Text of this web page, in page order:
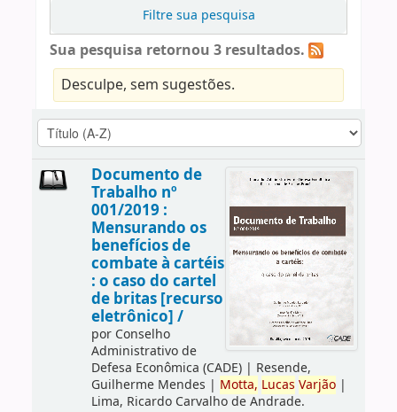
Filtre sua pesquisa
Sua pesquisa retornou 3 resultados.
Desculpe, sem sugestões.
Documento de
Trabalho nº
001/2019 :
Mensurando os
benefícios de
combate à cartéis
: o caso do cartel
de britas [recurso
eletrônico] /
por Conselho
Administrativo de
Defesa Econômica (CADE)| Resende,
Guilherme Mendes | Motta, Lucas Varjão|
Lima, Ricardo Carvalho de Andrade.